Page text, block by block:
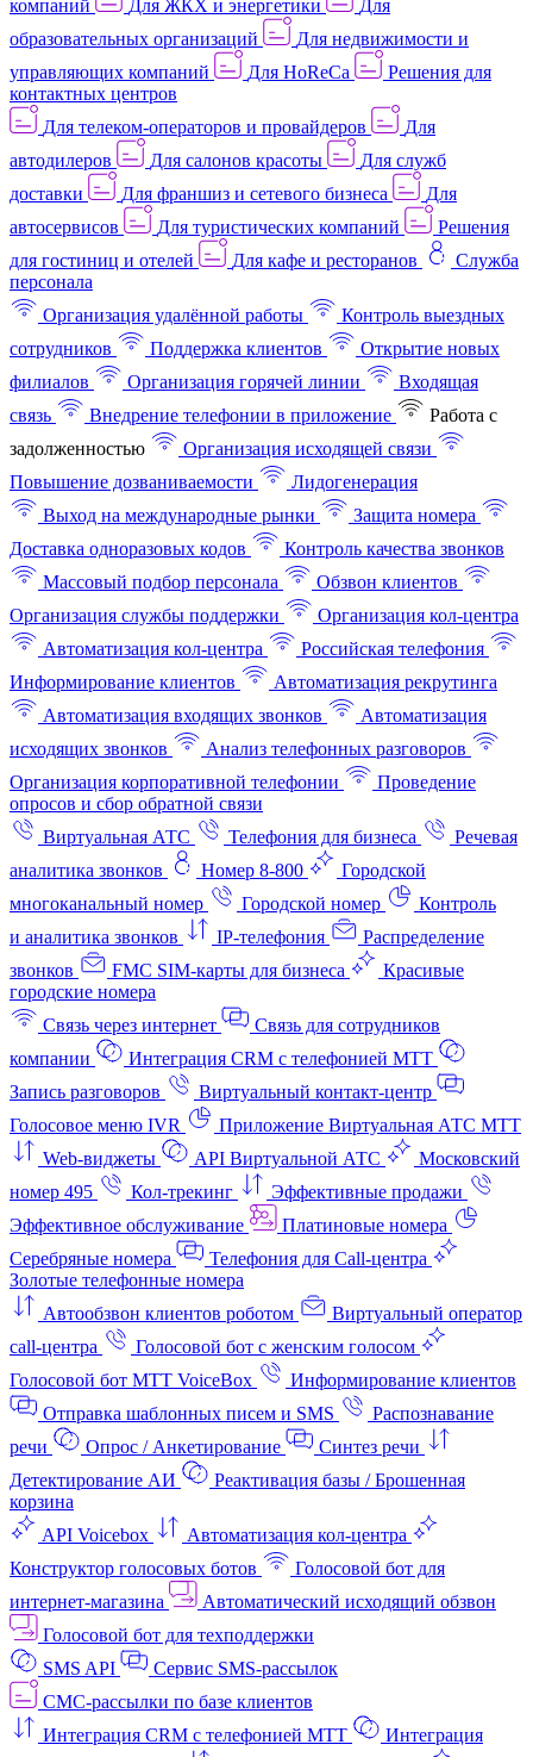
компаний
Для ЖКХ и энергетики
Для
образовательных организаций
Для недвижимости и
управляющих компаний
Для HoReCa
Решения для
контактных центров
Для телеком-операторов и провайдеров
Для
автодилеров
Для салонов красоты
Для служб
доставки
Для франшиз и сетевого бизнеса
Для
автосервисов
Для туристических компаний
Решения
для гостиниц и отелей
Для кафе и ресторанов
Служба
персонала
Организация удалённой работы
Контроль выездных
сотрудников
Поддержка клиентов
Открытие новых
филиалов
Организация горячей линии
Входящая
связь
Внедрение телефонии в приложение
Работа с
задолженностью
Организация исходящей связи
Повышение дозваниваемости
Лидогенерация
Выход на международные рынки
Защита номера
Доставка одноразовых кодов
Контроль качества звонков
Массовый подбор персонала
Обзвон клиентов
Организация службы поддержки
Организация кол-центра
Автоматизация кол-центра
Российская телефония
Информирование клиентов
Автоматизация рекрутинга
Автоматизация входящих звонков
Автоматизация
исходящих звонков
Анализ телефонных разговоров
Организация корпоративной телефонии
Проведение
опросов и сбор обратной связи
Виртуальная АТС
Телефония для бизнеса
Речевая
аналитика звонков
Номер 8-800
Городской
многоканальный номер
Городской номер
Контроль
и аналитика звонков
IP-телефония
Распределение
звонков
FMC SIM-карты для бизнеса
Красивые
городские номера
Связь через интернет
Связь для сотрудников
компании
Интеграция CRM с телефонией МТТ
Запись разговоров
Виртуальный контакт‑центр
Голосовое меню IVR
Приложение Виртуальная АТС МТТ
Web-виджеты
API Виртуальной АТС
Московский
номер 495
Кол-трекинг
Эффективные продажи
Эффективное обслуживание
Платиновые номера
Серебряные номера
Телефония для Call-центра
Золотые телефонные номера
Автообзвон клиентов роботом
Виртуальный оператор
call-центра
Голосовой бот с женским голосом
Голосовой бот МТТ VoiceBox
Информирование клиентов
Отправка шаблонных писем и SMS
Распознавание
речи
Опрос / Анкетирование
Синтез речи
Детектирование АИ
Реактивация базы / Брошенная
корзина
API Voicebox
Автоматизация кол‑центра
Конструктор голосовых ботов
Голосовой бот для
интернет‑магазина
Автоматический исходящий обзвон
Голосовой бот для техподдержки
SMS API
Сервис SMS-рассылок
СМС-рассылки по базе клиентов
Интеграция CRM с телефонией МТТ
Интеграция